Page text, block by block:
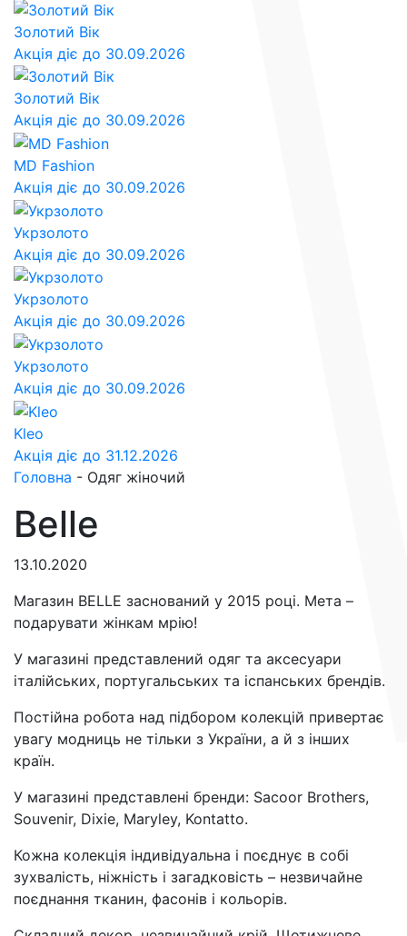
Золотий Вік
Акція діє до 30.09.2026
Золотий Вік
Акція діє до 30.09.2026
MD Fashion
Акція діє до 30.09.2026
Укрзолото
Акція діє до 30.09.2026
Укрзолото
Акція діє до 30.09.2026
Укрзолото
Акція діє до 30.09.2026
Kleo
Акція діє до 31.12.2026
Головна - Одяг жіночий
Belle
13.10.2020
Магазин BELLE заснований у 2015 році. Мета –
подарувати жінкам мрію!
У магазині представлений одяг та аксесуари
італійських, португальських та іспанських брендів.
Постійна робота над підбором колекцій привертає
увагу модниць не тільки з України, а й з інших
країн.
У магазині представлені бренди: Sacoor Brothers,
Souvenir, Dixie, Maryley, Kontatto.
Кожна колекція індивідуальна і поєднує в собі
зухвалість, ніжність і загадковість – незвичайне
поєднання тканин, фасонів і кольорів.